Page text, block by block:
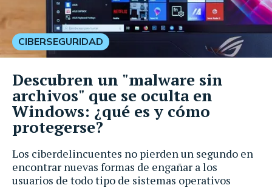
Los ciberdelincuentes no pierden un segundo en
encontrar nuevas formas de engañar a los
usuarios de todo tipo de sistemas operativos
CIBERSEGURIDAD
Descubren un "malware sin
archivos" que se oculta en
Windows: ¿qué es y cómo
protegerse?